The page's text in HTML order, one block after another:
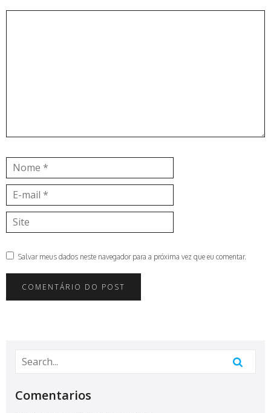
Nome
mail
Site
Salvar meus dados neste navegador para a próxima vez que eu comentar.
Comentarios